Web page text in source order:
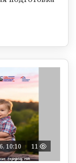
10:10 11